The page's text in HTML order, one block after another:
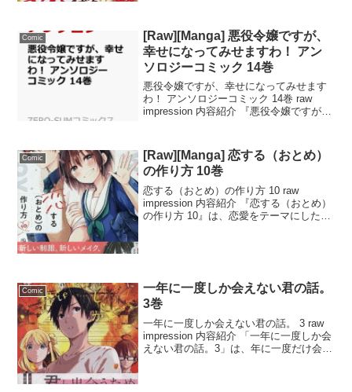
Comic
[Raw][Manga] 悪役令嬢ですが、
幸せになってみせますわ！ アン
ソロジーコミック 14巻
悪役令嬢ですが、幸せになってみせます
わ！ アンソロジーコミック 14巻 raw
impression 内容紹介 『悪役令嬢ですが、
えていく物語が収録された人気シリー
ズ...
Comic
[Raw][Manga] 恋する（おとめ）
の作り方 10巻
恋する（おとめ）の作り方 10 raw
impression 内容紹介 『恋する（おとめ）
の作り方 10』は、恋愛をテーマにした人
Comic
一年に一度しか会えない君の話。
3巻
一年に一度しか会えない君の話。 3 raw
impression 内容紹介 「一年に一度しか会
えない君の話。3」は、年に一度だけ会え